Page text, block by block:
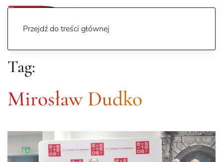
Przejdź do treści głównej
Tag:
Mirosław Dudko